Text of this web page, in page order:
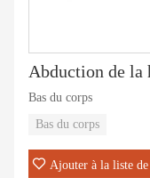
Abduction de la
Bas du corps
Bas du corps
Ajouter à la liste de